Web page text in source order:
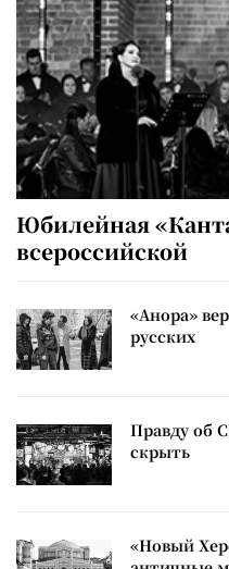
Юбилейная
всероссийской
«Анора»
русских
Правду об
скрыть
«Новый